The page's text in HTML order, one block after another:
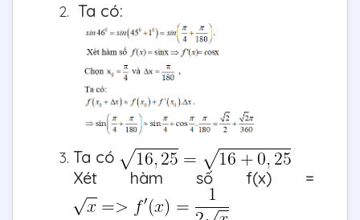
Ta có:
Ta có
Xét hàm số f(x) =